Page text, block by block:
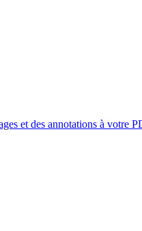
et des annotations à votre